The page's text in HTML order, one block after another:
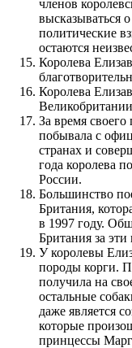
членов
высказываться
политические
остаются
Королева
Королева
За время своего
побывала с
странах и
года королева
России.
Большинство
Британия,
в 1997 году.
Британия за
У королевы
породы корги.
получила на
остальные
даже является
которые
принцессы